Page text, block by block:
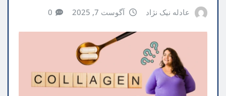
عادله نیک نژاد آگوست 7, 2025 0